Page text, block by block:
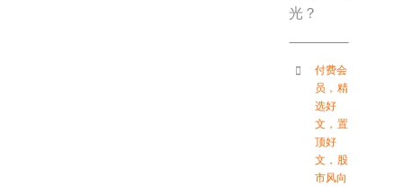
光？
付费会
员 ， 精
选好
文 ， 置
顶好
文 ， 股
市风向